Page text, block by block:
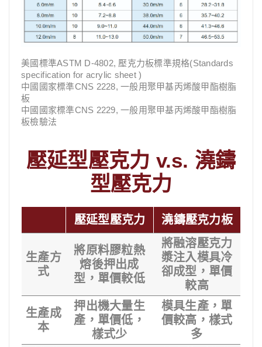
美國標準ASTM D-4802, 壓克力板標準規格(Standards
specification for acrylic sheet )
中國國家標準CNS 2228, 一般用聚甲基丙烯酸甲酯樹脂
板
中國國家標準CNS 2229, 一般用聚甲基丙烯酸甲酯樹脂
板檢驗法
壓延型壓克力 v.s. 澆鑄
型壓克力
壓延型壓克力 澆鑄壓克力板
生產方
式
將原料膠粒熱
熔後押出成
型，單價較低
將融溶壓克力
漿注入模具冷
卻成型，單價
較高
生產成
本
押出機大量生
產，單價低，
樣式少
模具生產，單
價較高，樣式
多